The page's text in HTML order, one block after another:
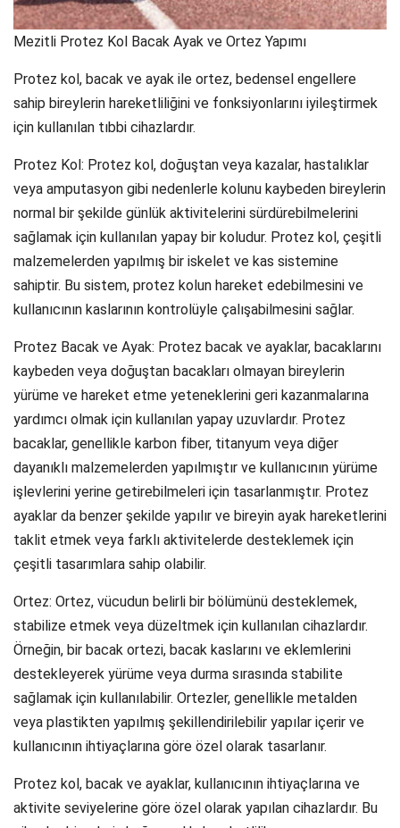
Mezitli Protez Kol Bacak Ayak ve Ortez Yapımı
Protez kol, bacak ve ayak ile ortez, bedensel engellere
sahip bireylerin hareketliliğini ve fonksiyonlarını iyileştirmek
için kullanılan tıbbi cihazlardır.
Protez Kol: Protez kol, doğuştan veya kazalar, hastalıklar
veya amputasyon gibi nedenlerle kolunu kaybeden bireylerin
normal bir şekilde günlük aktivitelerini sürdürebilmelerini
sağlamak için kullanılan yapay bir koludur. Protez kol, çeşitli
malzemelerden yapılmış bir iskelet ve kas sistemine
sahiptir. Bu sistem, protez kolun hareket edebilmesini ve
kullanıcının kaslarının kontrolüyle çalışabilmesini sağlar.
Protez Bacak ve Ayak: Protez bacak ve ayaklar, bacaklarını
kaybeden veya doğuştan bacakları olmayan bireylerin
yürüme ve hareket etme yeteneklerini geri kazanmalarına
yardımcı olmak için kullanılan yapay uzuvlardır. Protez
bacaklar, genellikle karbon fiber, titanyum veya diğer
dayanıklı malzemelerden yapılmıştır ve kullanıcının yürüme
işlevlerini yerine getirebilmeleri için tasarlanmıştır. Protez
ayaklar da benzer şekilde yapılır ve bireyin ayak hareketlerini
taklit etmek veya farklı aktivitelerde desteklemek için
çeşitli tasarımlara sahip olabilir.
Ortez: Ortez, vücudun belirli bir bölümünü desteklemek,
stabilize etmek veya düzeltmek için kullanılan cihazlardır.
Örneğin, bir bacak ortezi, bacak kaslarını ve eklemlerini
destekleyerek yürüme veya durma sırasında stabilite
sağlamak için kullanılabilir. Ortezler, genellikle metalden
veya plastikten yapılmış şekillendirilebilir yapılar içerir ve
kullanıcının ihtiyaçlarına göre özel olarak tasarlanır.
Protez kol, bacak ve ayaklar, kullanıcının ihtiyaçlarına ve
aktivite seviyelerine göre özel olarak yapılan cihazlardır. Bu